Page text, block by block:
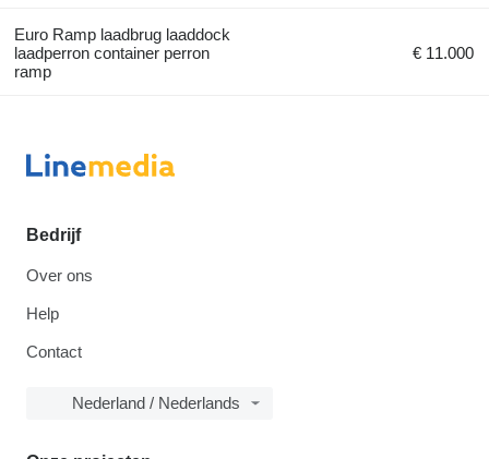
Euro Ramp laadbrug laaddock
laadperron container perron
ramp
€ 11.000
Bedrijf
Over ons
Help
Contact
Nederland / Nederlands